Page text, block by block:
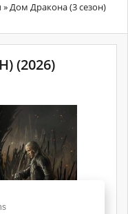
» Дом Дракона (3 сезон)
(2026)